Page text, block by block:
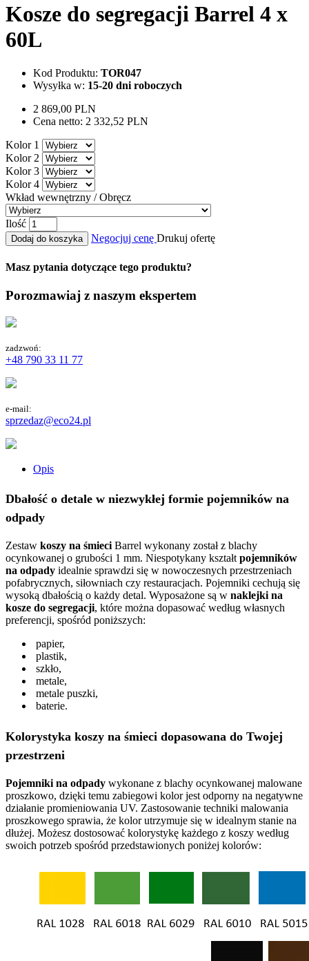
Kosze do segregacji Barrel 4 x
60L
Kod Produktu: TOR047
Wysyłka w: 15-20 dni roboczych
2 869,00 PLN
Cena netto: 2 332,52 PLN
Kolor 1
Kolor 2
Kolor 3
Kolor 4
Wkład wewnętrzny / Obręcz
Ilość
Dodaj do koszyka Negocjuj cenę Drukuj ofertę
Masz pytania dotyczące tego produktu?
Porozmawiaj z naszym ekspertem
zadzwoń:
+48 790 33 11 77
e-mail:
sprzedaz@eco24.pl
Opis
Dbałość o detale w niezwykłej formie pojemników na
odpady
Zestaw koszy na śmieci Barrel wykonany został z blachy
ocynkowanej o grubości 1 mm. Niespotykany kształt pojemników
na odpady idealnie sprawdzi się w nowoczesnych przestrzeniach
pofabrycznych, siłowniach czy restauracjach. Pojemniki cechują się
wysoką dbałością o każdy detal. Wyposażone są w naklejki na
kosze do segregacji, które można dopasować według własnych
preferencji, spośród poniższych:
papier,
plastik,
szkło,
metale,
metale puszki,
baterie.
Kolorystyka koszy na śmieci dopasowana do Twojej
przestrzeni
Pojemniki na odpady wykonane z blachy ocynkowanej malowane
proszkowo, dzięki temu zabiegowi kolor jest odporny na negatywne
działanie promieniowania UV. Zastosowanie techniki malowania
proszkowego sprawia, że kolor utrzymuje się w idealnym stanie na
dłużej. Możesz dostosować kolorystykę każdego z koszy według
swoich potrzeb spośród przedstawionych poniżej kolorów: